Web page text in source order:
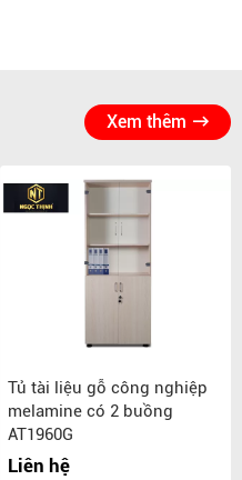
Xem thêm
Tủ tài liệu gỗ công nghiệp
melamine có 2 buồng
AT1960G
Liên hệ